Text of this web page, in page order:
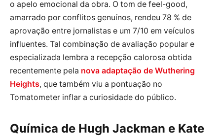
o apelo emocional da obra. O tom de feel-good,
amarrado por conflitos genuínos, rendeu 78 % de
aprovação entre jornalistas e um 7/10 em veículos
influentes. Tal combinação de avaliação popular e
especializada lembra a recepção calorosa obtida
recentemente pela nova adaptação de Wuthering
Heights, que também viu a pontuação no
Tomatometer inflar a curiosidade do público.
Química de Hugh Jackman e Kate